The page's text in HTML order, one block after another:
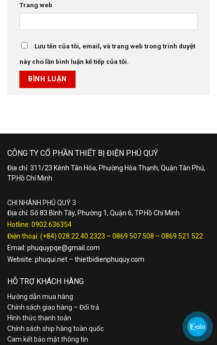
Trang web
Lưu tên của tôi, email, và trang web trong trình duyệt
này cho lần bình luận kế tiếp của tôi.
CÔNG TY CỔ PHẦN THIẾT BỊ ĐIỆN PHÚ QUÝ
Địa chỉ: 311/23 Kênh Tân Hóa, Phường Hòa Thạnh, Quận Tân Phú,
TP.Hồ Chí Minh
CHI NHÁNH PHÚ QUÝ 3
Địa chỉ: Số 83 Bình Tây, Phường 1, Quận 6, TP.Hồ Chí Minh
Hotline: 0902.636354
Điện thoại: (+84) 028.22.40.2323 – 0869 507 508 – 0869 521 522
Email: phuquypqe@gmail.com
Website: phuqui.net – thietbidienphuquy.com
HỖ TRỢ KHÁCH HÀNG
Hướng dẫn mua hàng
Chính sách giao hàng – Đổi trả
Hình thức thanh toán
Chính sách ship hàng toàn quốc
Cam kết bảo mật thông tin